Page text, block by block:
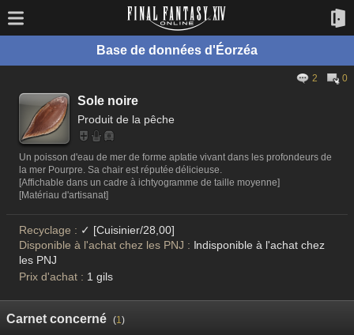
Base de données d'Éorzéa
2 0
Sole noire
Produit de la pêche
Un poisson d'eau de mer de forme aplatie vivant dans les profondeurs de
la mer Pourpre. Sa chair est réputée délicieuse.
[Affichable dans un cadre à ichtyogramme de taille moyenne]
[Matériau d'artisanat]
Recyclage : ✓ [Cuisinier/28,00]
Disponible à l'achat chez les PNJ : Indisponible à l'achat chez
les PNJ
Prix d'achat : 1 gils
Carnet concerné (1)